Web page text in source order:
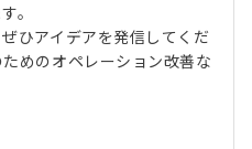
。
ひアイデアを発信してくだ
めのオペレーション改善な